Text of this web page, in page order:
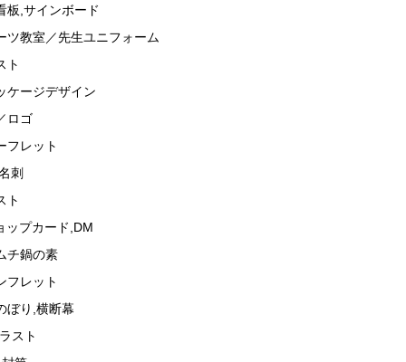
板,サインボード
ツ教室／先生ユニフォーム
ト
ケージデザイン
ロゴ
フレット
刺
ト
ップカード,DM
チ鍋の素
フレット
ぼり,横断幕
スト